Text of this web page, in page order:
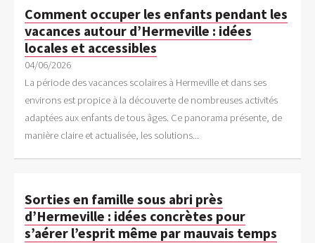
Comment occuper les enfants pendant les
vacances autour d’Hermeville : idées
locales et accessibles
04/06/2026
La période des vacances scolaires à Hermeville et dans ses
environs est propice à la découverte de nombreuses activités
adaptées aux enfants de tous âges. Ce panorama présente, de
manière claire et actualisée, les solutions...
Sorties en famille sous abri près
d’Hermeville : idées concrètes pour
s’aérer l’esprit même par mauvais temps